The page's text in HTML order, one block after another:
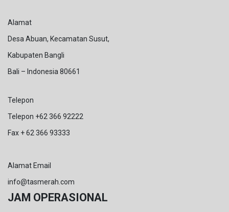
Alamat
Desa Abuan, Kecamatan Susut,
Kabupaten Bangli
Bali – Indonesia 80661
Telepon
Telepon +62 366 92222
Fax + 62 366 93333
Alamat Email
info@tasmerah.com
JAM OPERASIONAL